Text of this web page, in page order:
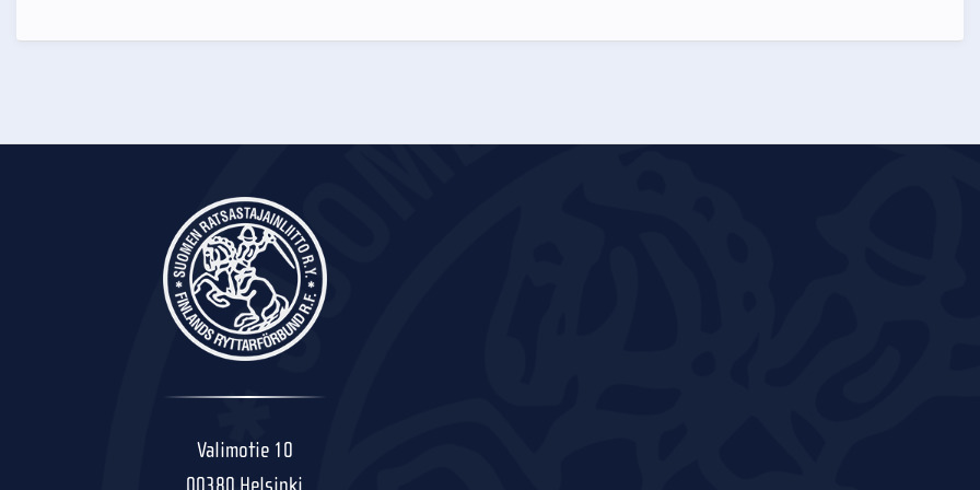
Valimotie 10